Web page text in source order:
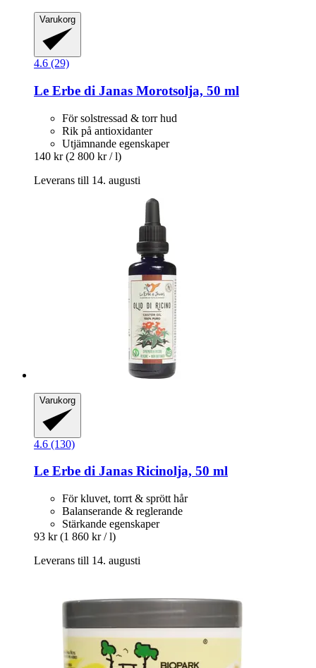
Varukorg
4.6 (29)
Le Erbe di Janas Morotsolja, 50 ml
För solstressad & torr hud
Rik på antioxidanter
Utjämnande egenskaper
140 kr (2 800 kr / l)
Leverans till 14. augusti
Varukorg
4.6 (130)
Le Erbe di Janas Ricinolja, 50 ml
För kluvet, torrt & sprött hår
Balanserande & reglerande
Stärkande egenskaper
93 kr (1 860 kr / l)
Leverans till 14. augusti